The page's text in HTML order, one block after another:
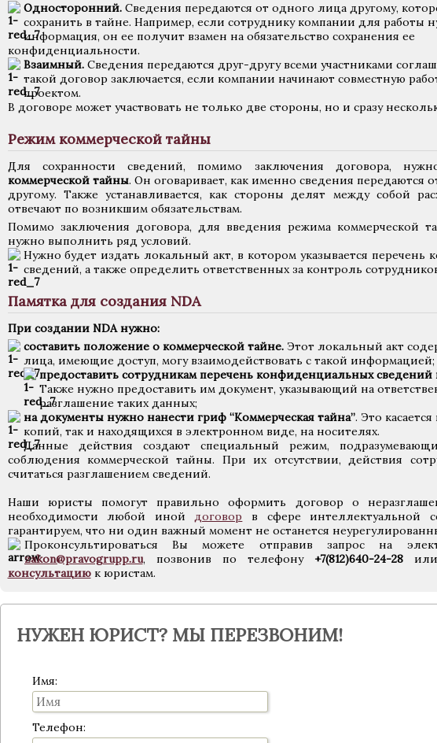
Односторонний.Сведения передаются от одного лица другому,
сохранить в тайне. Например, если сотруднику компании для работы
информация, он ее получит взамен на обязательство сохранения ее
конфиденциальности.
Взаимный.Сведения передаются друг-другу всеми участниками
такой договор заключается, если компании начинают совместную
проектом.
В договоре может участвовать не только две стороны, но и сразу
Режим коммерческой тайны
Для сохранности сведений, помимо заключения договора,
коммерческой тайны. Он оговаривает, как именно сведения передаются
другому. Также устанавливается, как стороны делят между собой
отвечают по возникшим обязательствам.
Помимо заключения договора, для введения режима коммерческой
нужно выполнить ряд условий.
Нужно будет издать локальный акт, в котором указывается
сведений, а также определить ответственных за контроль
Памятка для создания NDA
При создании NDA нужно:
составить положение о коммерческой тайне.Этот локальный акт
лица, имеющие доступ, могу взаимодействовать с такой информацией;
предоставить сотрудникам перечень конфиденциальных сведений
Также нужно предоставить им документ, указывающий на
разглашение таких данных;
на документы нужно нанести гриф “Коммерческая тайна”. Это
копий, так и находящихся в электронном виде, на носителях.
Данные действия создают специальный режим,
соблюдения коммерческой тайны. При их отсутствии, действия
считаться разглашением сведений.
Наши юристы помогут правильно оформить договор о
необходимости любой инойдоговор в сфере интеллектуальной
гарантируем, что ни один важный момент не останется
Проконсультироваться Вы можете отправив запрос на
zakon@pravogrupp.ru, позвонив по телефону +7(812)640-24-28
консультациюк юристам.
НУЖЕН ЮРИСТ? МЫ ПЕРЕЗВОНИМ!
Имя:
Телефон: